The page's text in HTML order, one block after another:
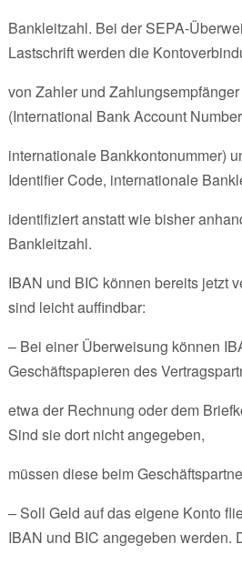
Bankleitzahl. Bei der SEPA-
Lastschrift werden die
von Zahler und
(International Bank Account
internationale Bankkontonummer)
Identifier Code, internationale
identifiziert anstatt wie bisher
Bankleitzahl.
IBAN und BIC können bereits jetzt
sind leicht auffindbar:
– Bei einer Überweisung können
Geschäftspapieren des
etwa der Rechnung oder dem
Sind sie dort nicht angegeben,
müssen diese beim
– Soll Geld auf das eigene Konto
IBAN und BIC angegeben werden.